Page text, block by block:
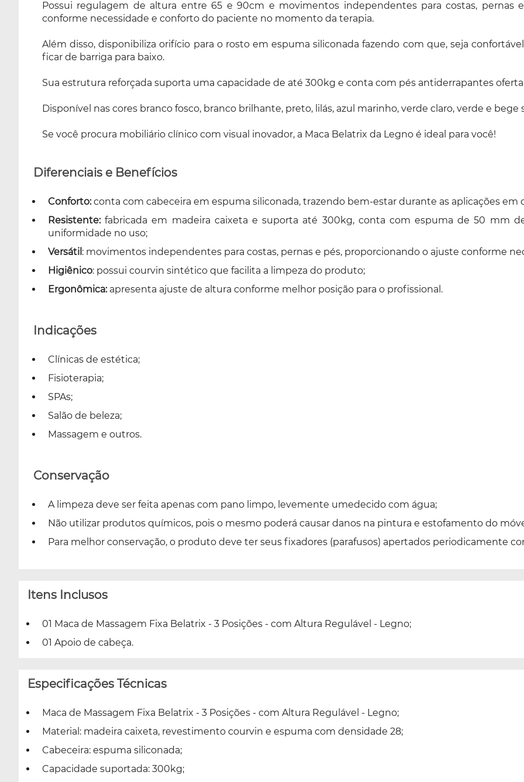
marinho, verde claro, verde e bege sendo
procura mobiliário clínico com visual
inovador, a Maca Belatrix da Legno é ideal
Possui regulagem de altura entre 65 e 90cm e movimentos independentes para costas, pernas
conforme necessidade e conforto do paciente no momento da terapia.
Além disso, disponibiliza orifício para o rosto em espuma siliconada fazendo com que, seja
ficar de barriga para baixo.
Sua estrutura reforçada suporta uma capacidade de até 300kg e conta com pés antiderrapantes
Disponível nas cores branco fosco, branco brilhante, preto, lilás, azul marinho, verde claro, verde e
Se você procura mobiliário clínico com visual inovador, a Maca Belatrix da Legno é ideal para você!
Diferenciais e Benefícios
Conforto:conta com cabeceira em espuma siliconada, trazendo bem-estar durante as aplicações em
Resistente:fabricada em madeira caixeta e suporta até 300kg, conta com espuma de 50 mm
uniformidade no uso;
Versátil : movimentos independentes para costas, pernas e pés, proporcionando o ajuste conforme
Higiênico: possui courvin sintético que facilita a limpeza do produto;
Ergonômica: apresenta ajuste de altura conforme melhor posição para o profissional.
Indicações
Clínicas de estética;
Fisioterapia;
SPAs;
Salão de beleza;
Massagem e outros.
Conservação
A limpeza deve ser feita apenas com pano limpo, levemente umedecido com água;
Não utilizar produtos químicos, pois o mesmo poderá causar danos na pintura e estofamento do
Para melhor conservação, o produto deve ter seus fixadores (parafusos) apertados periodicamente
Itens Inclusos
01 Maca de Massagem Fixa Belatrix - 3 Posições - com Altura Regulável - Legno;
01 Apoio de cabeça.
Especificações Técnicas
Maca de Massagem Fixa Belatrix - 3 Posições - com Altura Regulável - Legno;
Material: madeira caixeta, revestimento courvin e espuma com densidade 28;
Cabeceira: espuma siliconada;
Capacidade suportada: 300kg;